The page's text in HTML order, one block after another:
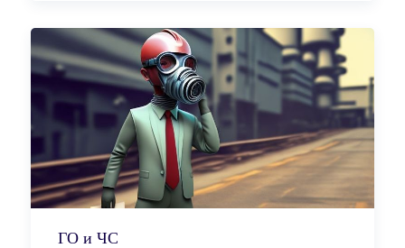
ГО и ЧС